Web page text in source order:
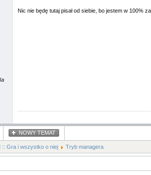
Nic nie będę tutaj pisał od siebie, bo jestem w 100%
NOWY TEMAT
:: Gra i wszystko o niej Tryb managera